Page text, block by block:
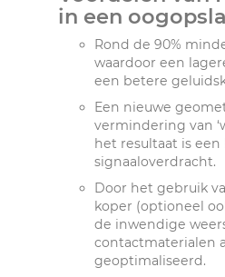
in een
Rond de 90%
waardoor een
een betere
Een nieuwe
vermindering van
het resultaat is een
signaaloverdracht.
Door het gebruik
koper (optioneel
de inwendige
contactmaterialen
geoptimaliseerd.